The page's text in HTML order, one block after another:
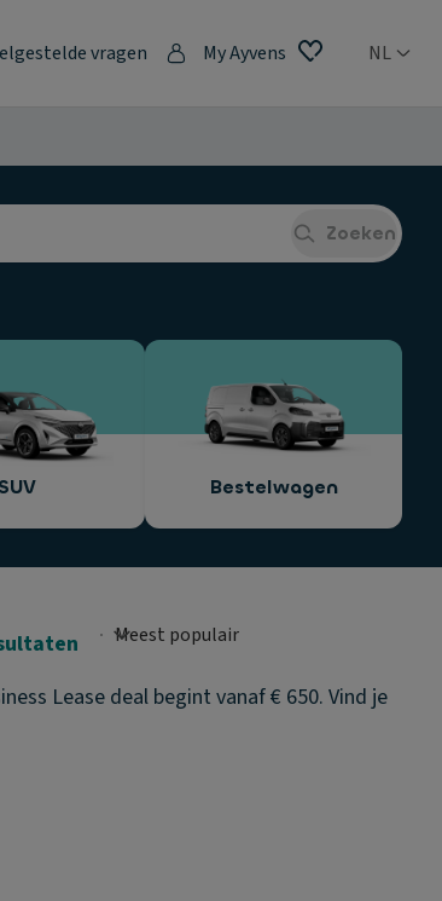
vragen My Ayvens NL
Zoeken
SUV Bestelwagen
Lease deal begint vanaf € 650. Vind je